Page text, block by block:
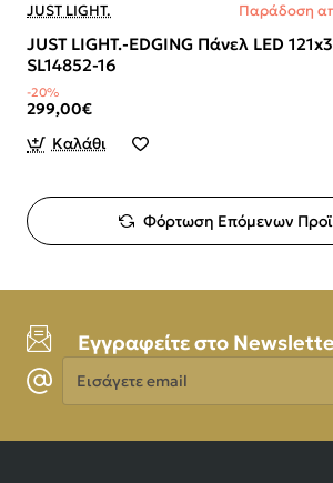
JUST LIGHT. Παράδοση
JUST LIGHT.-EDGING Πάνελ LED
SL14852-16
-20%
299,00€
Καλάθι
Φόρτωση Επόμενων
Εγγραφείτε στο
email